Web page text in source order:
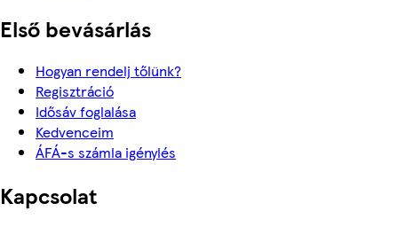
Első bevásárlás
Hogyan rendelj tőlünk?
Regisztráció
Idősáv foglalása
Kedvenceim
ÁFÁ-s számla igénylés
Kapcsolat